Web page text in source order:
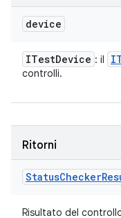
device
ITestDevice : il
controlli.
Ritorni
StatusChecker
Risultato del